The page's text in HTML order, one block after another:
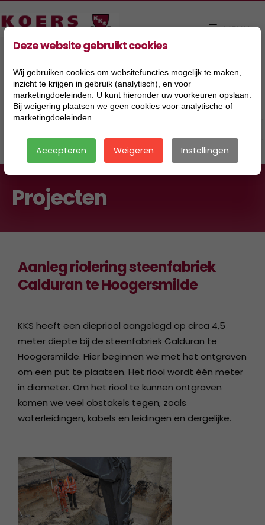
Projecten
Aanleg riolering steenfabriek
Calduran te Hoogersmilde
KKS heeft een diepriool aangelegd op circa 4,5
meter diepte bij de steenfabriek Calduran te
Hoogersmilde. Hier beginnen we met het ontgraven
om een put te plaatsen. Het riool wordt één meter
in diameter. Om het riool te kunnen ontgraven
komen we veel obstakels tegen, zoals
waterleidingen, kabels en leidingen en dergelijke.
Deze website gebruikt cookies
Wij gebruiken cookies om websitefuncties mogelijk te maken,
inzicht te krijgen in gebruik (analytisch), en voor
marketingdoeleinden. U kunt hieronder uw voorkeuren opslaan.
Bij weigering plaatsen we geen cookies voor analytische of
marketingdoeleinden.
Accepteren Weigeren Instellingen